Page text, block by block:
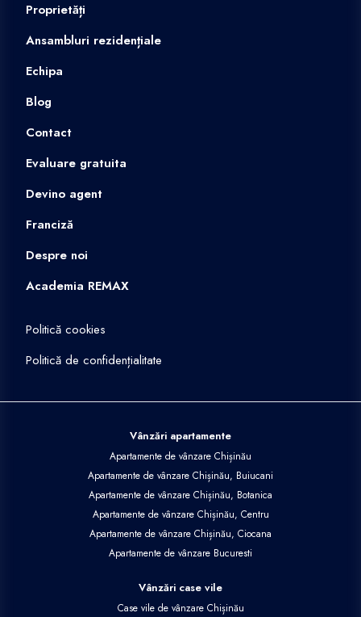
Proprietăți
Ansambluri rezidențiale
Echipa
Blog
Contact
Evaluare gratuita
Devino agent
Franciză
Despre noi
Academia REMAX
Politică cookies
Politică de confidențialitate
Vânzări apartamente
Apartamente de vânzare Chișinău
Apartamente de vânzare Chișinău, Buiucani
Apartamente de vânzare Chișinău, Botanica
Apartamente de vânzare Chișinău, Centru
Apartamente de vânzare Chișinău, Ciocana
Apartamente de vânzare Bucuresti
Vânzări case vile
Case vile de vânzare Chișinău